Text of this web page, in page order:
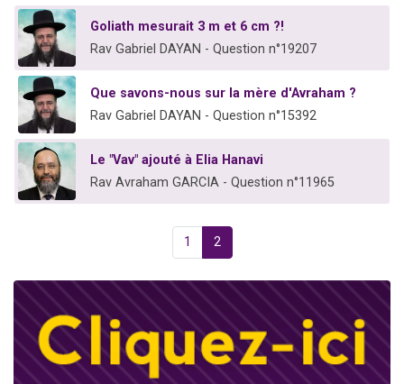
Goliath mesurait 3 m et 6 cm ?!
Rav Gabriel DAYAN - Question n°19207
Que savons-nous sur la mère d'Avraham ?
Rav Gabriel DAYAN - Question n°15392
Le "Vav" ajouté à Elia Hanavi
Rav Avraham GARCIA - Question n°11965
1 2